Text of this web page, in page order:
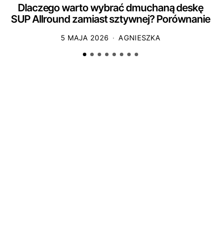
Dlaczego warto wybrać dmuchaną deskę
SUP Allround zamiast sztywnej? Porównanie
5 MAJA 2026 AGNIESZKA